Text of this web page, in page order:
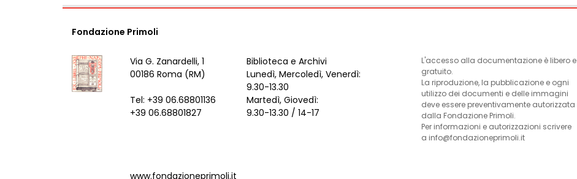
Fondazione Primoli
Via G. Zanardelli, 1
00186 Roma (RM)
Tel: +39 06.68801136
+39 06.68801827
Biblioteca e Archivi
Lunedì, Mercoledì, Venerdì:
9.30-13.30
Martedì, Giovedì:
9.30-13.30 / 14-17
L'accesso alla documentazione è libero e
gratuito.
La riproduzione, la pubblicazione e ogni
utilizzo dei documenti e delle immagini
deve essere preventivamente autorizzata
dalla Fondazione Primoli.
Per informazioni e autorizzazioni scrivere
a info@fondazioneprimoli.it
www.fondazioneprimoli.it